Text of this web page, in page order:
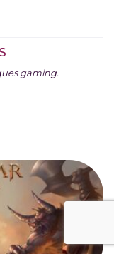
gaming.